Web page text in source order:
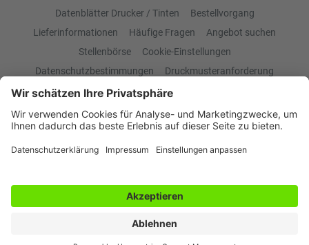
Präsentationssysteme
Etiketten
Klebefolien Klebebuchstaben / Folienplots
Datenblätter Drucker / Tinten
Bestellvorgang
Lieferinformationen
Häufige Fragen
Angebot suchen
Stellenbörse
Cookie-Einstellungen
Datenschutzbestimmungen
Druckmusteranforderung
Kontakt
Widerrufsbelehrung